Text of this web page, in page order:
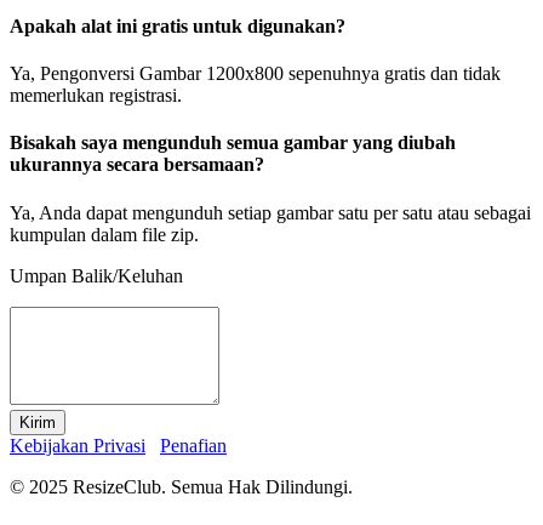
Apakah alat ini gratis untuk digunakan?
Ya, Pengonversi Gambar 1200x800 sepenuhnya gratis dan tidak
memerlukan registrasi.
Bisakah saya mengunduh semua gambar yang diubah
ukurannya secara bersamaan?
Ya, Anda dapat mengunduh setiap gambar satu per satu atau sebagai
kumpulan dalam file zip.
Umpan Balik/Keluhan
Kirim
Kebijakan Privasi
Penafian
© 2025 ResizeClub. Semua Hak Dilindungi.